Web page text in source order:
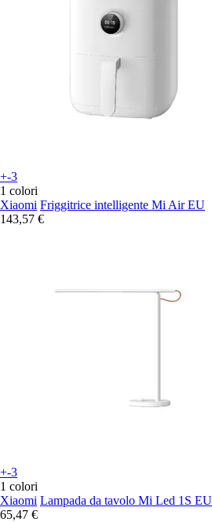
+-3
1 colori
Xiaomi Friggitrice intelligente Mi Air EU
143,57 €
+-3
1 colori
Xiaomi Lampada da tavolo Mi Led 1S EU
65,47 €